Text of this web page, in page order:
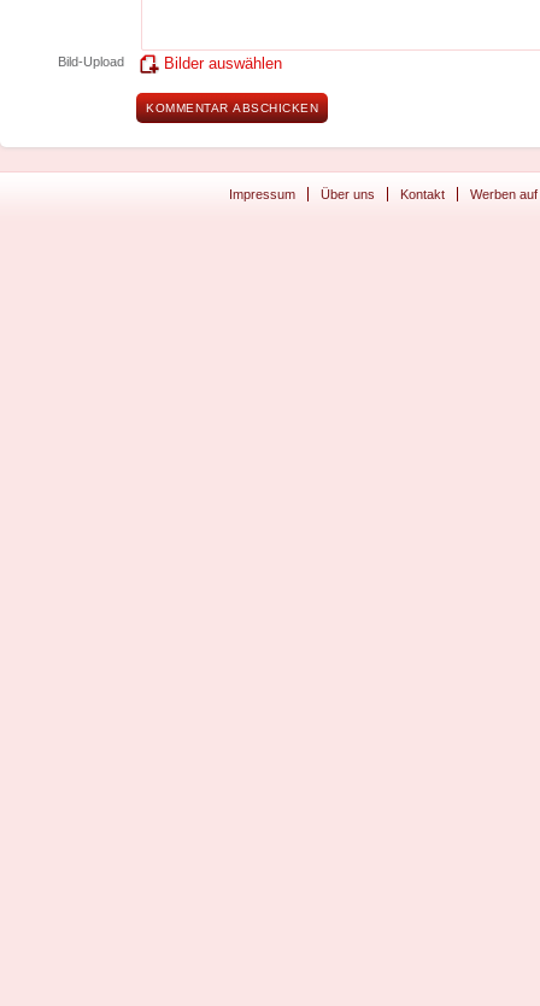
Bild-Upload Bilder auswählen
Impressum Über uns Kontakt Werben